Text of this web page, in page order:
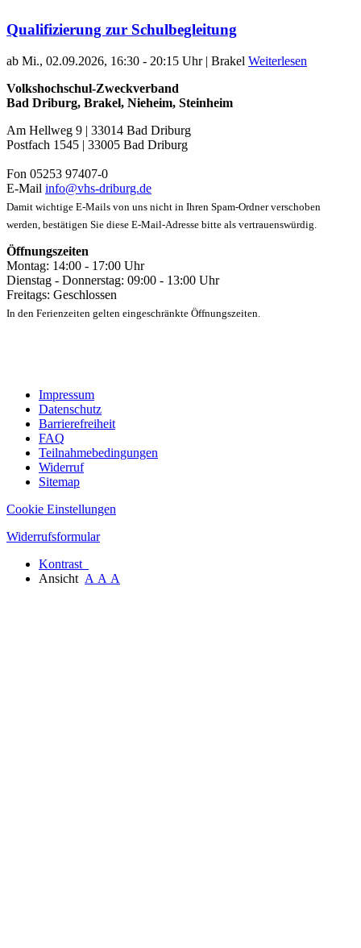
Qualifizierung zur Schulbegleitung
ab Mi., 02.09.2026, 16:30 - 20:15 Uhr | Brakel Weiterlesen
Volkshochschul-Zweckverband
Bad Driburg, Brakel, Nieheim, Steinheim
Am Hellweg 9 | 33014 Bad Driburg
Postfach 1545 | 33005 Bad Driburg
Fon 05253 97407-0
E-Mail info@vhs-driburg.de
Damit wichtige E-Mails von uns nicht in Ihren Spam-Ordner verschoben
werden, bestätigen Sie diese E-Mail-Adresse bitte als vertrauenswürdig.
Öffnungszeiten
Montag: 14:00 - 17:00 Uhr
Dienstag - Donnerstag: 09:00 - 13:00 Uhr
Freitags: Geschlossen
In den Ferienzeiten gelten eingeschränkte Öffnungszeiten.
Impressum
Datenschutz
Barrierefreiheit
FAQ
Teilnahmebedingungen
Widerruf
Sitemap
Cookie Einstellungen
Widerrufsformular
Kontrast
Ansicht A A A